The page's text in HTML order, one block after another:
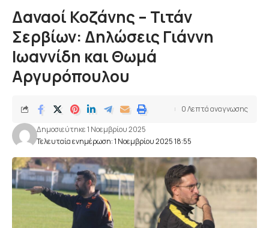
Δαναοί Κοζάνης – Τιτάν
Σερβίων: Δηλώσεις Γιάννη
Ιωαννίδη και Θωμά
Αργυρόπουλου
Τελευταία ενημέρωση: 1 Νοεμβρίου 2025 18:55
Δημοσιεύτηκε 1 Νοεμβρίου 2025
0 Λεπτά αναγνωσης